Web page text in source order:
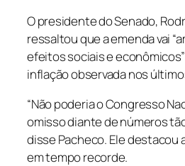
O presidente do Senado,
ressaltou que a emenda vai
efeitos sociais e
inflação observada nos
“Não poderia o Congresso
omisso diante de números
disse Pacheco. Ele destacou
em tempo recorde.